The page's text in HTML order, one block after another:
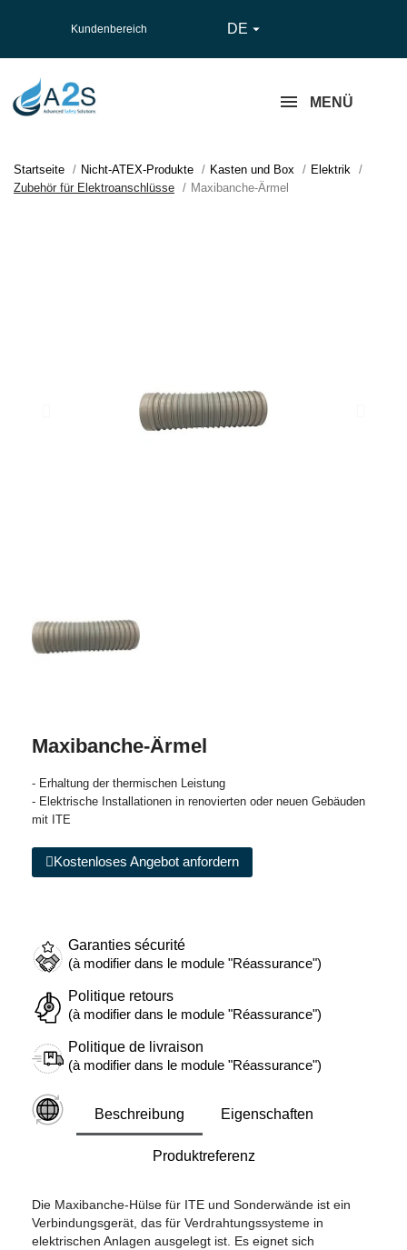
Kundenbereich DE 
MENÜ
Startseite Nicht-ATEX-Produkte Kasten und Box
Elektrik
Zubehör für Elektroanschlüsse
Maxibanche-Ärmel
Maxibanche-Ärmel
- Erhaltung der thermischen Leistung
- Elektrische Installationen in renovierten oder neuen Gebäuden
mit ITE
Kostenloses Angebot anfordern
Garanties sécurité
(à modifier dans le module "Réassurance")
Politique retours
(à modifier dans le module "Réassurance")
Politique de livraison
(à modifier dans le module "Réassurance")
Beschreibung Eigenschaften
Produktreferenz
Die Maxibanche-Hülse für ITE und Sonderwände ist ein
Verbindungsgerät, das für Verdrahtungssysteme in
elektrischen Anlagen ausgelegt ist. Es eignet sich